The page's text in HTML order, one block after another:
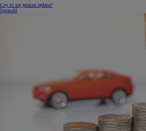
Czy to się jeszcze opłaca?
Sprawdź